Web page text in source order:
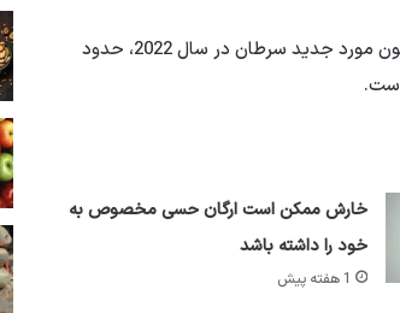
گزارشی که اخیراً در مجله معتبر «نیچر» منتشر شده، تأکید می‌کند که از میان 19 میلیون مورد جدید سرطان در سال 2022، حدود
خارش ممکن است ارگان حسی مخصوص به
خود را داشته باشد
1 هفته پیش